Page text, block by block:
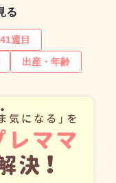
る
週目
出産・年齢